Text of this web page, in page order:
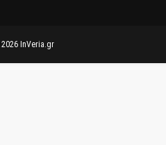
2026 InVeria.gr